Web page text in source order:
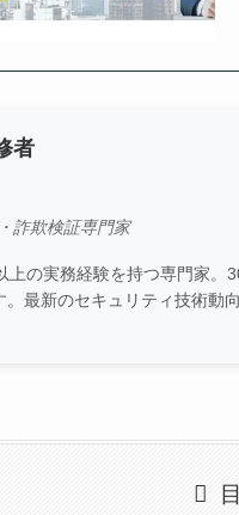
者
詐欺検証専門家
上の実務経験を持つ専門家
最新のセキュリティ技術動